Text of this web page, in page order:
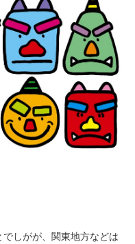
しがが、関東地方などは